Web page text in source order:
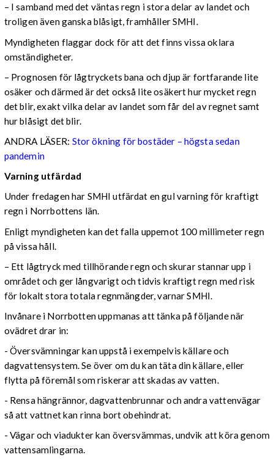
– I samband med det väntas regn i stora delar av landet och
troligen även ganska blåsigt, framhåller SMHI.
Myndigheten flaggar dock för att det finns vissa oklara
omständigheter.
– Prognosen för lågtryckets bana och djup är fortfarande lite
osäker och därmed är det också lite osäkert hur mycket regn
det blir, exakt vilka delar av landet som får del av regnet samt
hur blåsigt det blir.
ANDRA LÄSER: Stor ökning för bostäder – högsta sedan
pandemin
Varning utfärdad
Under fredagen har SMHI utfärdat en gul varning för kraftigt
regn i Norrbottens län.
Enligt myndigheten kan det falla uppemot 100 millimeter regn
på vissa håll.
– Ett lågtryck med tillhörande regn och skurar stannar upp i
området och ger långvarigt och tidvis kraftigt regn med risk
för lokalt stora totala regnmängder, varnar SMHI.
Invånare i Norrbotten uppmanas att tänka på följande när
ovädret drar in:
- Översvämningar kan uppstå i exempelvis källare och
dagvattensystem. Se över om du kan täta din källare, eller
flytta på föremål som riskerar att skadas av vatten.
- Rensa hängrännor, dagvattenbrunnar och andra vattenvägar
så att vattnet kan rinna bort obehindrat.
- Vägar och viadukter kan översvämmas, undvik att köra genom
vattensamlingarna.